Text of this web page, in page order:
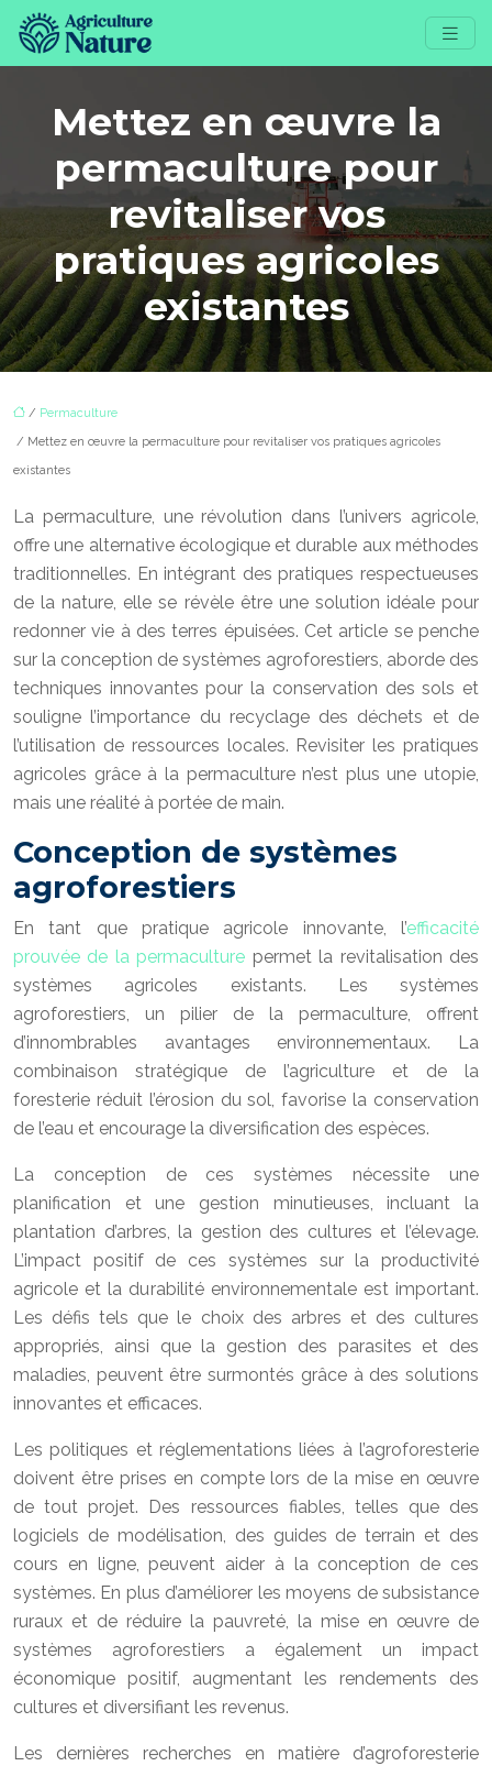
Mettez en œuvre la
permaculture pour
revitaliser vos
pratiques agricoles
existantes
/ Permaculture
/ Mettez en œuvre la permaculture pour revitaliser vos pratiques agricoles
existantes
La permaculture, une révolution dans l’univers agricole,
offre une alternative écologique et durable aux méthodes
traditionnelles. En intégrant des pratiques respectueuses
de la nature, elle se révèle être une solution idéale pour
redonner vie à des terres épuisées. Cet article se penche
sur la conception de systèmes agroforestiers, aborde des
techniques innovantes pour la conservation des sols et
souligne l’importance du recyclage des déchets et de
l’utilisation de ressources locales. Revisiter les pratiques
agricoles grâce à la permaculture n’est plus une utopie,
mais une réalité à portée de main.
Conception de systèmes
agroforestiers
En tant que pratique agricole innovante, l’efficacité
prouvée de la permaculture permet la revitalisation des
systèmes agricoles existants. Les systèmes
agroforestiers, un pilier de la permaculture, offrent
d’innombrables avantages environnementaux. La
combinaison stratégique de l’agriculture et de la
foresterie réduit l’érosion du sol, favorise la conservation
de l’eau et encourage la diversification des espèces.
La conception de ces systèmes nécessite une
planification et une gestion minutieuses, incluant la
plantation d’arbres, la gestion des cultures et l’élevage.
L’impact positif de ces systèmes sur la productivité
agricole et la durabilité environnementale est important.
Les défis tels que le choix des arbres et des cultures
appropriés, ainsi que la gestion des parasites et des
maladies, peuvent être surmontés grâce à des solutions
innovantes et efficaces.
Les politiques et réglementations liées à l’agroforesterie
doivent être prises en compte lors de la mise en œuvre
de tout projet. Des ressources fiables, telles que des
logiciels de modélisation, des guides de terrain et des
cours en ligne, peuvent aider à la conception de ces
systèmes. En plus d’améliorer les moyens de subsistance
ruraux et de réduire la pauvreté, la mise en œuvre de
systèmes agroforestiers a également un impact
économique positif, augmentant les rendements des
cultures et diversifiant les revenus.
Les dernières recherches en matière d’agroforesterie